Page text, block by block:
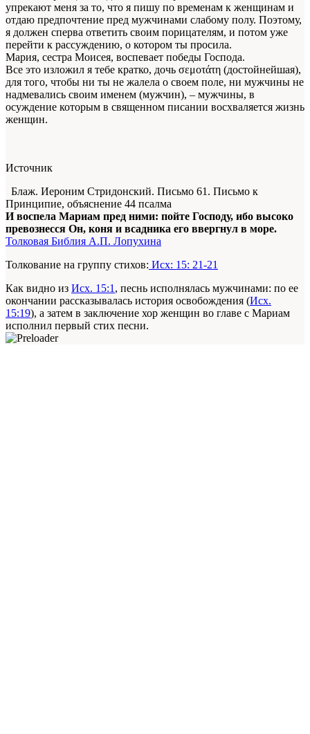
упрекают меня за то, что я пишу по временам к женщинам и
отдаю предпочтение пред мужчинами слабому полу. Поэтому,
я должен сперва ответить своим порицателям, и потом уже
перейти к рассуждению, о котором ты просила.
Мария, сестра Моисея, воспевает победы Господа.
Все это изложил я тебе кратко, дочь σεμοτάτη (достойнейшая),
для того, чтобы ни ты не жалела о своем поле, ни мужчины не
надмевались своим именем (мужчин), – мужчины, в
осуждение которым в священном писании восхваляется жизнь
женщин.
Источник
Блаж. Иероним Стридонский. Письмо 61. Письмо к
Принципие, объяснение 44 псалма
И воспела Мариам пред ними: пойте Господу, ибо высоко
превознесся Он, коня и всадника его ввергнул в море.
Толковая Библия А.П. Лопухина
Толкование на группу стихов: Исх: 15: 21-21
Как видно из Исх. 15:1 , песнь исполнялась мужчинами: по ее
окончании рассказывалась история освобождения (Исх.
15:19), а затем в заключение хор женщин во главе с Мариам
исполнил первый стих песни.